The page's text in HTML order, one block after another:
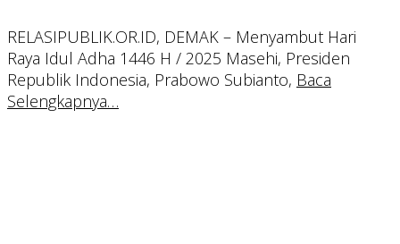
RELASIPUBLIK.OR.ID, DEMAK – Menyambut Hari
Raya Idul Adha 1446 H / 2025 Masehi, Presiden
Republik Indonesia, Prabowo Subianto, Baca
Selengkapnya…